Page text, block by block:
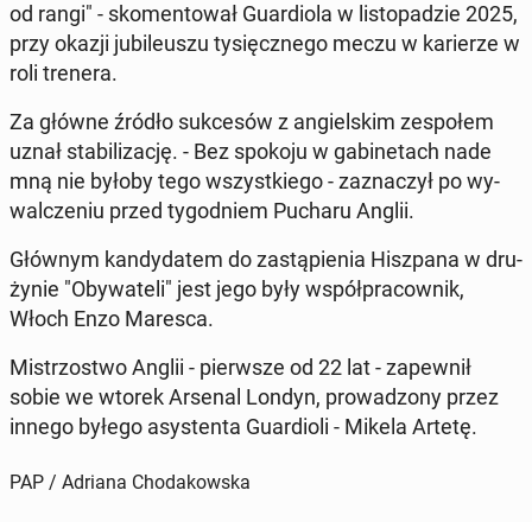
od rangi" - sko­men­to­wał Gu­ar­dio­la w li­sto­pa­dzie 2025,
przy okazji ju­bi­le­uszu ty­sięcz­ne­go meczu w ka­rie­rze w
roli trenera.
Za główne źródło suk­ce­sów z an­giel­skim ze­spo­łem
uznał sta­bi­li­za­cję. - Bez spokoju w ga­bi­ne­tach nade
mną nie byłoby tego wszyst­kie­go - za­zna­czył po wy­
wal­cze­niu przed ty­go­dniem Pucharu Anglii.
Głównym kan­dy­da­tem do za­stą­pie­nia Hisz­pa­na w dru­
ży­nie "Oby­wa­te­li" jest jego były współ­pra­cow­nik,
Włoch Enzo Maresca.
Mi­strzo­stwo Anglii - pierw­sze od 22 lat - za­pew­nił
sobie we wtorek Arsenal Londyn, pro­wa­dzo­ny przez
innego byłego asy­sten­ta Gu­ar­dio­li - Mikela Artetę.
PAP / Adriana Chodakowska